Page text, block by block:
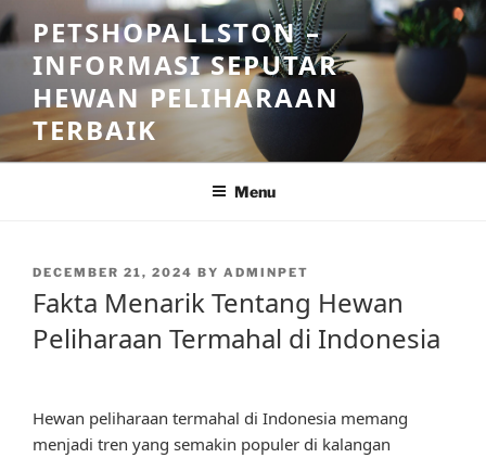
Skip
to
content
PETSHOPALLSTON –
INFORMASI SEPUTAR
HEWAN PELIHARAAN
TERBAIK
Menu
POSTED
DECEMBER 21, 2024 BY ADMINPET
Fakta Menarik Tentang Hewan
Peliharaan Termahal di Indonesia
Hewan peliharaan termahal di Indonesia memang
menjadi tren yang semakin populer di kalangan